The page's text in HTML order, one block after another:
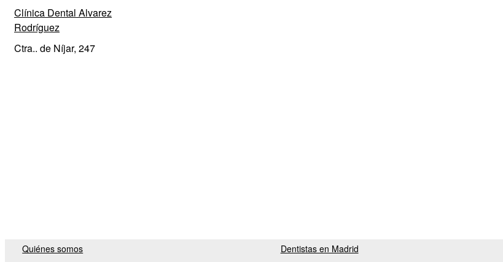
Clínica Dental Alvarez
Rodríguez
Ctra.. de Níjar, 247
Quiénes somos
Dentistas en Madrid